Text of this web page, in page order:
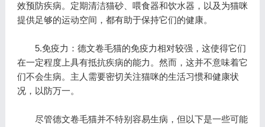
效预防疾病。定期清洁猫砂、喂食器和饮水器，以及为猫咪
提供足够的运动空间，都有助于保持它们的健康。
5.免疫力：德文卷毛猫的免疫力相对较强，这使得它们
在一定程度上具有抵抗疾病的能力。然而，这并不意味着它
们不会生病。主人需要密切关注猫咪的生活习惯和健康状
况，以防万一。
尽管德文卷毛猫并不特别容易生病，但以下是一些可能